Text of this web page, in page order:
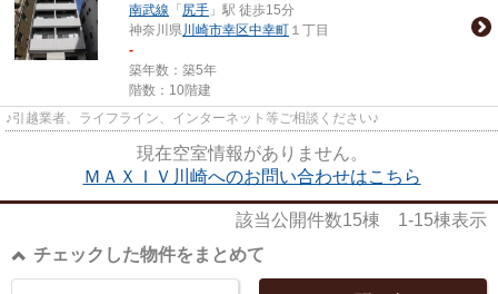
南武線 「 尻手 」駅 徒歩15分
神奈川県川崎市幸区中幸町 １丁目
-
築年数：築5年
階数：10階建
♪引越業者、ライフライン、インターネット等ご相談ください♪
現在空室情報がありません。
ＭＡＸＩＶ川崎へのお問い合わせはこちら
該当公開件数15棟 1-15棟表示
チェックした物件をまとめて